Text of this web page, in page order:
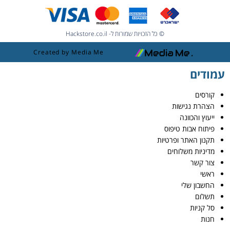
© כל הזכויות שמורות ל- Hackstore.co.il
Created by Media Me
עמודים
קורסים
הצהרת נגישות
ייעוץ והכוונה
פיתוח אבות טיפוס
תקנון האתר ופרטיות
מדיניות משלוחים
צור קשר
ראשי
החשבון שלי
תשלום
סל קניות
חנות